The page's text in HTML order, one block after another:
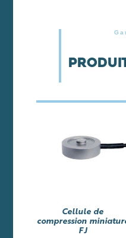
Cellule de
compression
FJ